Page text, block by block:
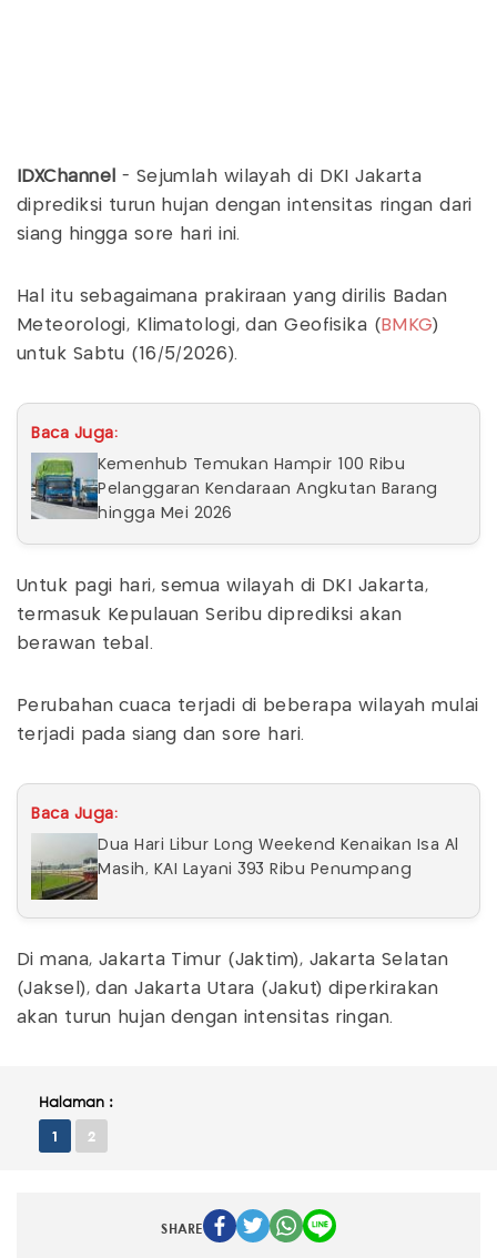
IDXChannel
- Sejumlah wilayah di DKI Jakarta
diprediksi turun hujan dengan intensitas ringan dari
siang hingga sore hari ini.
Hal itu sebagaimana prakiraan yang dirilis Badan
Meteorologi, Klimatologi, dan Geofisika ( BMKG)
untuk Sabtu (16/5/2026).
Baca Juga:
Kemenhub Temukan Hampir 100 Ribu
Pelanggaran Kendaraan Angkutan Barang
hingga Mei 2026
Untuk pagi hari, semua wilayah di DKI Jakarta,
termasuk Kepulauan Seribu diprediksi akan
berawan tebal.
Perubahan cuaca terjadi di beberapa wilayah mulai
terjadi pada siang dan sore hari.
Baca Juga:
Dua Hari Libur Long Weekend Kenaikan Isa Al
Masih, KAI Layani 393 Ribu Penumpang
Di mana, Jakarta Timur (Jaktim), Jakarta Selatan
(Jaksel), dan Jakarta Utara (Jakut) diperkirakan
akan turun hujan dengan intensitas ringan.
Halaman :
1 2
SHARE